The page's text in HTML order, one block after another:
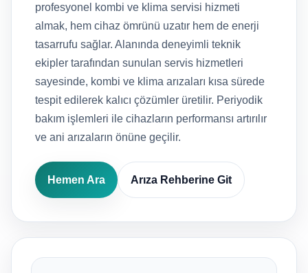
profesyonel kombi ve klima servisi hizmeti
almak, hem cihaz ömrünü uzatır hem de enerji
tasarrufu sağlar. Alanında deneyimli teknik
ekipler tarafından sunulan servis hizmetleri
sayesinde, kombi ve klima arızaları kısa sürede
tespit edilerek kalıcı çözümler üretilir. Periyodik
bakım işlemleri ile cihazların performansı artırılır
ve ani arızaların önüne geçilir.
Hemen Ara Arıza Rehberine Git